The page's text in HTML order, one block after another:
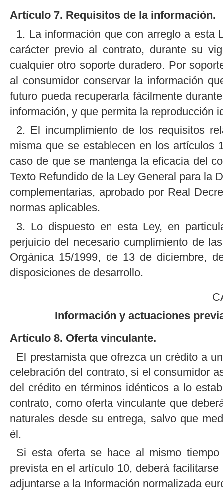
Artículo 7. Requisitos de la información.
1. La información que con arreglo a esta
carácter previo al contrato, durante su
cualquier otro soporte duradero. Por
al consumidor conservar la información
futuro pueda recuperarla fácilmente
información, y que permita la reproducción
2. El incumplimiento de los requisitos
misma que se establecen en los artículos
caso de que se mantenga la eficacia del
Texto Refundido de la Ley General para la
complementarias, aprobado por Real
normas aplicables.
3. Lo dispuesto en esta Ley, en
perjuicio del necesario cumplimiento de
Orgánica 15/1999, de 13 de diciembre,
disposiciones de desarrollo.
Información y actuaciones
Artículo 8. Oferta vinculante.
El prestamista que ofrezca un crédito a
celebración del contrato, si el consumidor
del crédito en términos idénticos a lo
contrato, como oferta vinculante que
naturales desde su entrega, salvo que
él.
Si esta oferta se hace al mismo
prevista en el artículo 10, deberá
adjuntarse a la Información normalizada